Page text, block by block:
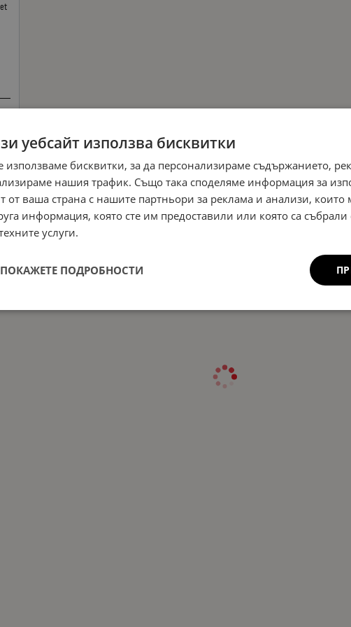
уебсайт използва бисквитки
използваме бисквитки, за да персонализираме съдържанието,
нашия трафик. Също така споделяме информация за
от ваша страна с нашите партньори за реклама и анализи,
информация, която сте им предоставили или която са
услуги.
ПОКАЖЕТЕ ПОДРОБНОСТИ